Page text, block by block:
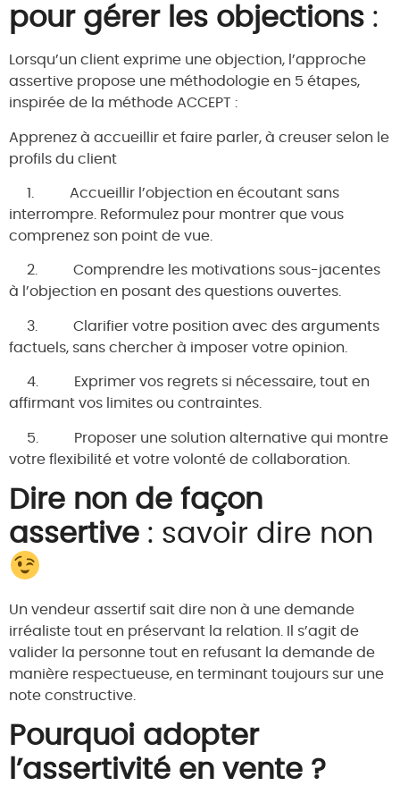
pour gérer les objections :
Lorsqu’un client exprime une objection, l’approche
assertive propose une méthodologie en 5 étapes,
inspirée de la méthode ACCEPT :
Apprenez à accueillir et faire parler, à creuser selon le
profils du client
1. Accueillir l’objection en écoutant sans
interrompre. Reformulez pour montrer que vous
comprenez son point de vue.
2. Comprendre les motivations sous-jacentes
à l’objection en posant des questions ouvertes.
3. Clarifier votre position avec des arguments
factuels, sans chercher à imposer votre opinion.
4. Exprimer vos regrets si nécessaire, tout en
affirmant vos limites ou contraintes.
5. Proposer une solution alternative qui montre
votre flexibilité et votre volonté de collaboration.
Dire non de façon
assertive : savoir dire non
Un vendeur assertif sait dire non à une demande
irréaliste tout en préservant la relation. Il s’agit de
valider la personne tout en refusant la demande de
manière respectueuse, en terminant toujours sur une
note constructive.
Pourquoi adopter
l’assertivité en vente ?